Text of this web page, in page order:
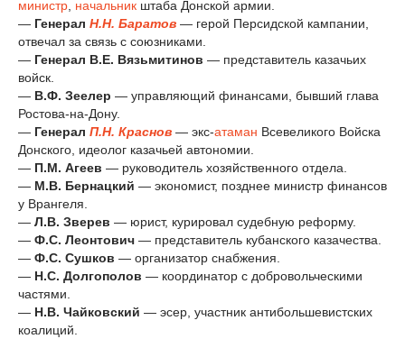
министр начальник штаба Донской армии.
— Генерал Н.Н. Баратов — герой Персидской кампании,
отвечал за связь с союзниками.
— Генерал В.Е. Вязьмитинов — представитель казачьих
войск.
— В.Ф. Зеелер — управляющий финансами, бывший глава
Ростова-на-Дону.
— Генерал П.Н. Краснов — экс-атаман Всевеликого Войска
Донского, идеолог казачьей автономии.
— П.М. Агеев — руководитель хозяйственного отдела.
— М.В. Бернацкий — экономист, позднее министр финансов
у Врангеля.
— Л.В. Зверев — юрист, курировал судебную реформу.
— Ф.С. Леонтович — представитель кубанского казачества.
— Ф.С. Сушков — организатор снабжения.
— Н.С. Долгополов — координатор с добровольческими
частями.
— Н.В. Чайковский — эсер, участник антибольшевистских
коалиций.